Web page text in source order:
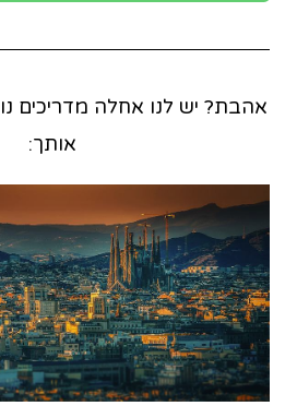
אהבת? יש לנו אחלה מדריכים
אותך: